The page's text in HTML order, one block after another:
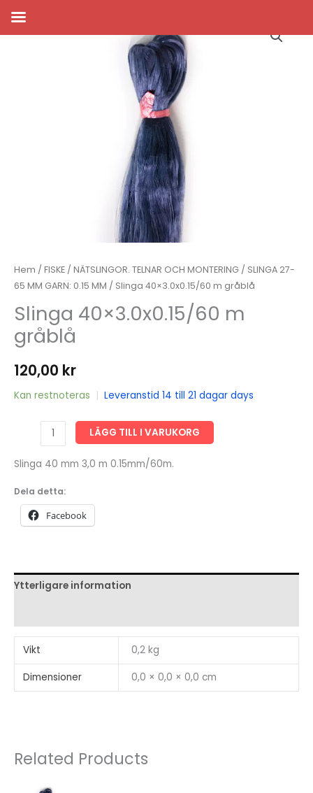
Hem / FISKE / NÄTSLINGOR. TELNAR OCH MONTERING / SLINGA 27-
65 MM GARN: 0.15 MM / Slinga 40×3.0x0.15/60 m gråblå
Slinga 40×3.0x0.15/60 m
gråblå
120,00 kr
Kan restnoteras | Leveranstid 14 till 21 dagar days
40x3.0x0.15/60
m
mängd
LÄGG TILL I VARUKORG
Slinga 40 mm 3,0 m 0.15mm/60m.
Dela detta:
Facebook
Ytterligare information
Vikt 0,2 kg
Dimensioner 0,0 × 0,0 × 0,0 cm
Related Products